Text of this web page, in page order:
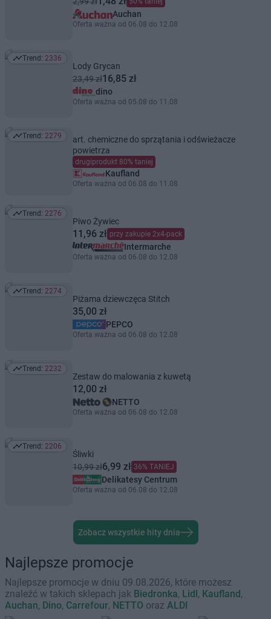
Auchan
Oferta ważna od 06.08 do 12.08
Trend: 2336
Trend: 2336
Lody Grycan
23,49 zł16,85 zł
dino
Oferta ważna od 05.08 do 11.08
Trend: 2279
Trend: 2279
art. chemiczne do sprzątania i odświeżacze
powietrza
drugiprodukt 80% taniej
Kaufland
Oferta ważna od 06.08 do 11.08
Trend: 2276
Trend: 2276
Piwo Żywiec
11,96 zł przy zakupie 2x4-pack
Intermarche
Oferta ważna od 06.08 do 12.08
Trend: 2274
Trend: 2274
Piżama dziewczęca Stitch
35,00 zł
PEPCO
Oferta ważna od 06.08 do 12.08
Trend: 2232
Trend: 2232
Zestaw do malowania z kuwetą
12,00 zł
NETTO
Oferta ważna od 06.08 do 12.08
Trend: 2206
Trend: 2206
Śliwki
10,99 zł6,99 zł 36% TANIEJ
Delikatesy Centrum
Oferta ważna od 06.08 do 12.08
Zobacz wszystkie hity dnia
Najlepsze promocje
Najlepsze promocje w dniu 09.08.2026, które możesz
znaleźć w takich sklepach jak Biedronka, Lidl, Kaufland,
Auchan, Dino, Carrefour, NETTO oraz ALDI